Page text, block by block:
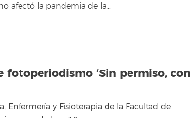
afectó la pandemia de la…
fotoperiodismo ‘Sin permiso, con
Enfermería y Fisioterapia de la Facultad de